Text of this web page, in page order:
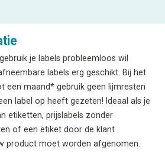
je labels probleemloos wil
labels erg geschikt. Bij het
een maand* gebruik geen lijmresten
label op heeft gezeten! Ideaal als je
etiketten, prijslabels zonder
of een etiket door de klant
product moet worden afgenomen.